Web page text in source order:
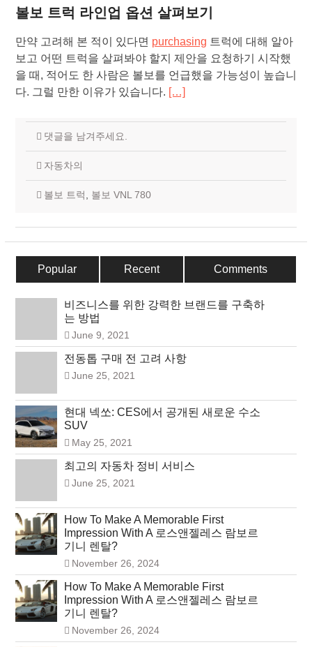
볼보 트럭 라인업 옵션 살펴보기
만약 고려해 본 적이 있다면 purchasing 트럭에 대해 알아
보고 어떤 트럭을 살펴봐야 할지 제안을 요청하기 시작했
을 때, 적어도 한 사람은 볼보를 언급했을 가능성이 높습니
다. 그럴 만한 이유가 있습니다. […]
댓글을 남겨주세요.
자동차의
볼보 트럭, 볼보 VNL 780
Popular Recent Comments
비즈니스를 위한 강력한 브랜드를 구축하
는 방법
June 9, 2021
전동톱 구매 전 고려 사항
June 25, 2021
현대 넥쏘: CES에서 공개된 새로운 수소
SUV
May 25, 2021
최고의 자동차 정비 서비스
June 25, 2021
How To Make A Memorable First
Impression With A 로스앤젤레스 람보르
기니 렌탈?
November 26, 2024
How To Make A Memorable First
Impression With A 로스앤젤레스 람보르
기니 렌탈?
November 26, 2024